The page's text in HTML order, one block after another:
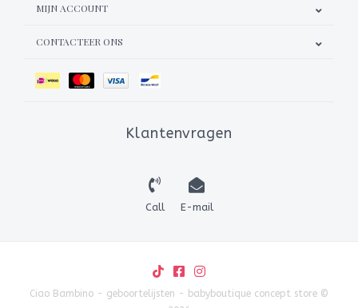
MIJN ACCOUNT
CONTACTEER ONS
Klantenvragen
Call E-mail
Ciao Bambino - geboortelijsten - babyboutique concept store ©